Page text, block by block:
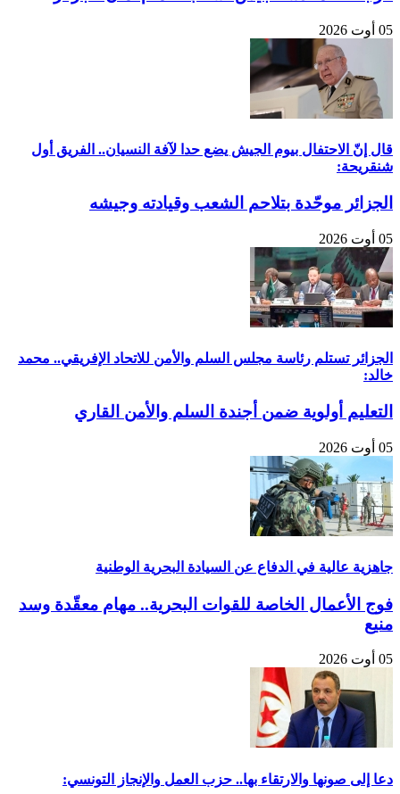
05 أوت 2026
قال إنّ الاحتفال بيوم الجيش يضع حدا لآفة النسيان.. الفريق أول
شنقريحة:
الجزائر موحّدة بتلاحم الشعب وقيادته وجيشه
05 أوت 2026
الجزائر تستلم رئاسة مجلس السلم والأمن للاتحاد الإفريقي.. محمد
خالد:
التعليم أولوية ضمن أجندة السلم والأمن القاري
05 أوت 2026
جاهزية عالية في الدفاع عن السيادة البحرية الوطنية
فوج الأعمال الخاصة للقوات البحرية.. مهام معقّدة وسد
منيع
05 أوت 2026
دعا إلى صونها والارتقاء بها.. حزب العمل والإنجاز التونسي: